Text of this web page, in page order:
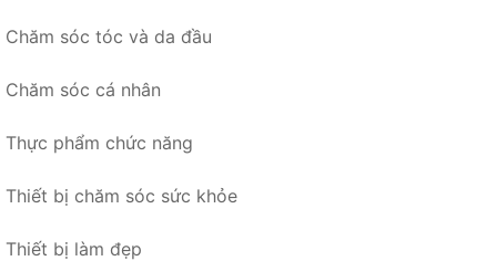
Chăm sóc tóc và da đầu
Chăm sóc cá nhân
Thực phẩm chức năng
Thiết bị chăm sóc sức khỏe
Thiết bị làm đẹp